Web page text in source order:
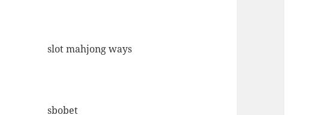
slot mahjong ways
sbobet